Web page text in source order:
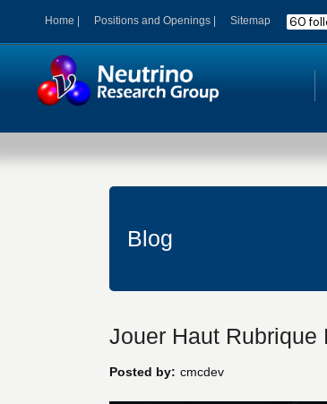
Home | Positions and Openings | Sitemap 60
Blog
Jouer Haut Rubrique
Posted by: cmcdev